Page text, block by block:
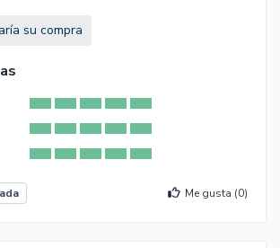
su compra
Me gusta (0)